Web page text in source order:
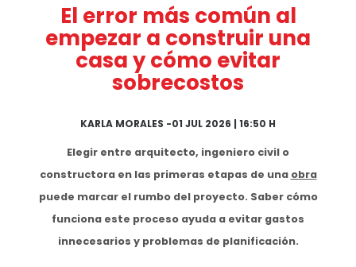
El error más común al
empezar a construir una
casa y cómo evitar
sobrecostos
KARLA MORALES -01 JUL 2026 | 16:50 H
Elegir entre arquitecto, ingeniero civil o
constructora en las primeras etapas de una obra
puede marcar el rumbo del proyecto. Saber cómo
funciona este proceso ayuda a evitar gastos
innecesarios y problemas de planificación.